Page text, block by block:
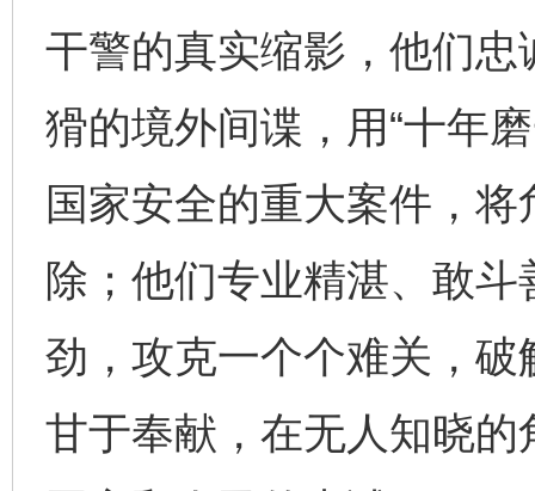
干警的真实缩影，他们
猾的境外间谍，用“十年
国家安全的重大案件，将
除；他们专业精湛、敢斗
劲，攻克一个个难关，
甘于奉献，在无人知晓